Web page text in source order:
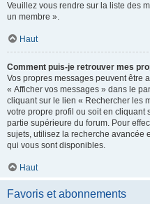
Veuillez vous rendre sur la liste des
un membre ».
Haut
Comment puis-je retrouver mes
Vos propres messages peuvent être
« Afficher vos messages » dans le
cliquant sur le lien « Rechercher les
votre propre profil ou soit en cliquant
partie supérieure du forum. Pour
sujets, utilisez la recherche avancée
qui vous sont disponibles.
Haut
Favoris et abonnements